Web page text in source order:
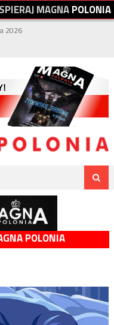
SPIERAJMAGNAPOLONIA
2026
POLONIA